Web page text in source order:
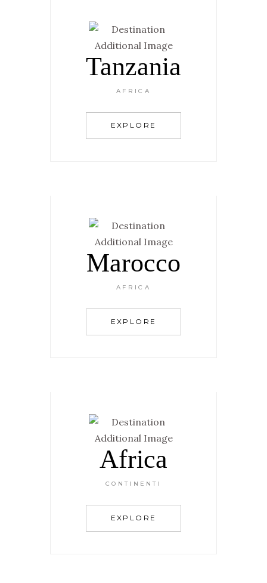
Tanzania
AFRICA
EXPLORE
Marocco
AFRICA
EXPLORE
Africa
CONTINENTI
EXPLORE